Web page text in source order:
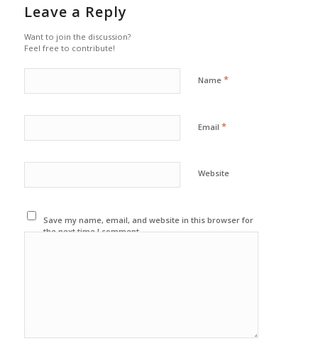
Leave a Reply
Want to join the discussion?
Feel free to contribute!
Name *
Email *
Website
Save my name, email, and website in this browser for
the next time I comment.